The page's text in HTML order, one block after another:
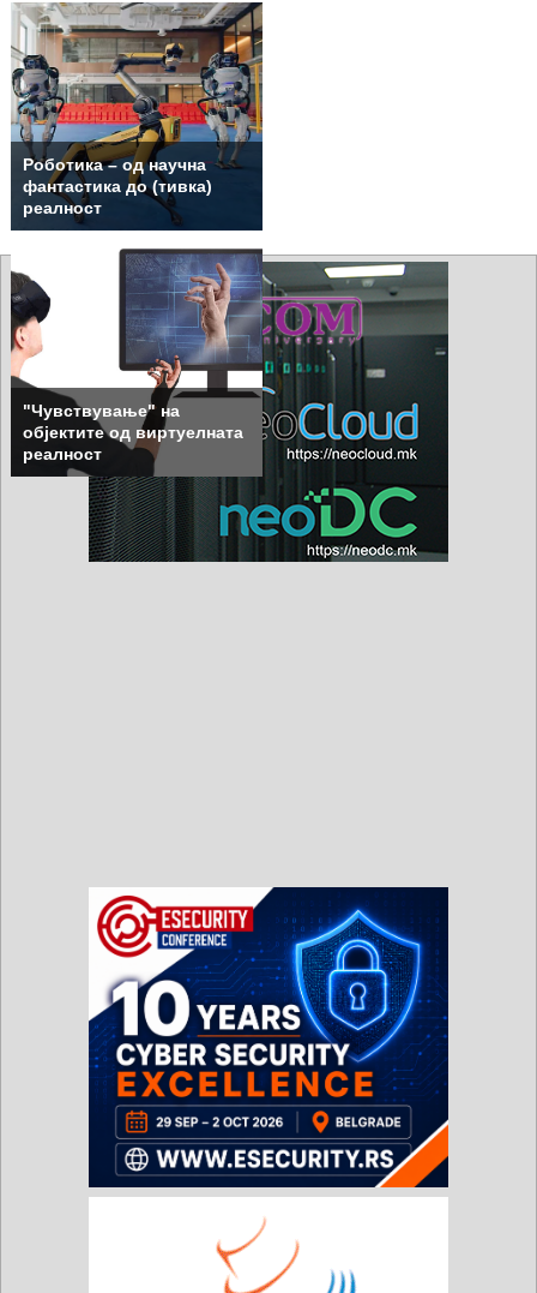
Роботика – од научна
фантастика до (тивка)
реалност
"Чувствување" на
објектите од виртуелната
реалност